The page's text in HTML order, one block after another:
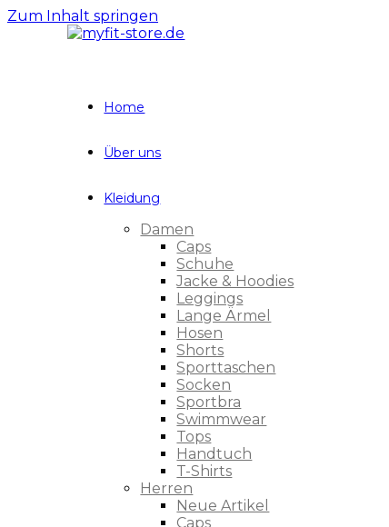
Zum Inhalt springen
Home
Über uns
Kleidung
Damen
Caps
Schuhe
Jacke & Hoodies
Leggings
Lange Ärmel
Hosen
Shorts
Sporttaschen
Socken
Sportbra
Swimmwear
Tops
Handtuch
T-Shirts
Herren
Neue Artikel
Caps